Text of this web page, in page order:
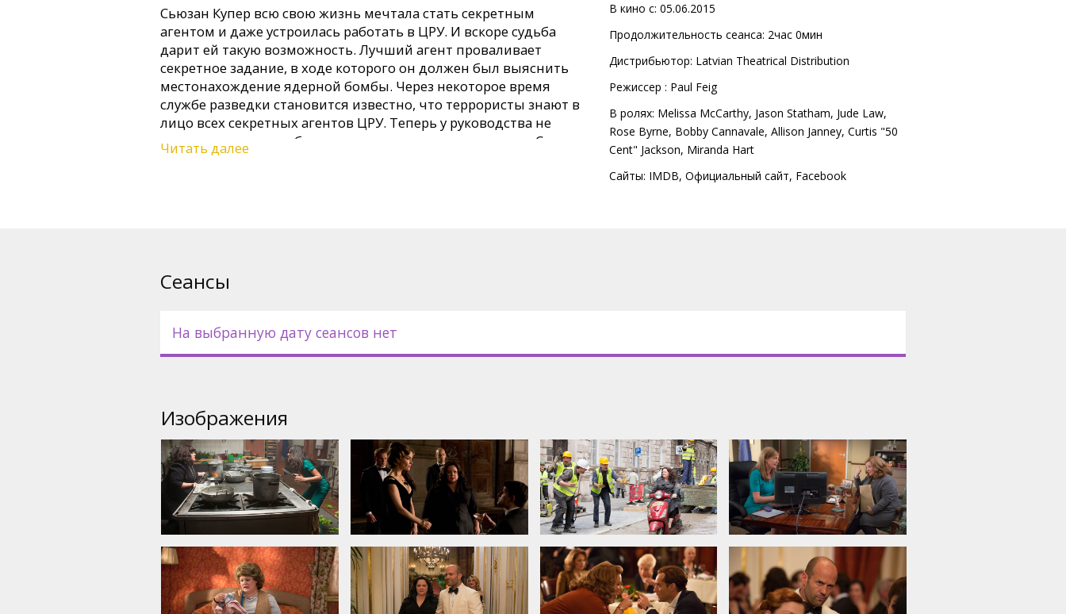
Сьюзан Купер всю свою жизнь мечтала стать секретным
агентом и даже устроилась работать в ЦРУ. И вскоре судьба
дарит ей такую возможность. Лучший агент проваливает
секретное задание, в ходе которого он должен был выяснить
местонахождение ядерной бомбы. Через некоторое время
службе разведки становится известно, что террористы знают в
лицо всех секретных агентов ЦРУ. Теперь у руководства не
остается другого выбора, как воспользоваться услугами Сьюзан
Купер.
Читать далее
В кино с: 05.06.2015
Продолжительность сеанса: 2час 0мин
Дистрибьютор: Latvian Theatrical Distribution
Pежиссер : Paul Feig
В ролях: Melissa McCarthy, Jason Statham, Jude Law,
Rose Byrne, Bobby Cannavale, Allison Janney, Curtis "50
Cent" Jackson, Miranda Hart
Сайты: IMDB, Официальный сайт, Facebook
Сеансы
На выбранную дату сеансов нет
Изображения